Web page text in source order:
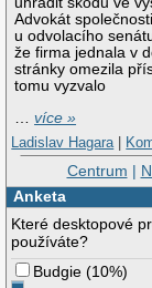
Advokát
u odvolacího
že firma jednala v
stránky omezila
tomu vyzvalo
…více »
Ladislav Hagara |
Centrum |
Anketa
Které desktopové
používáte?
Budgie (10%)